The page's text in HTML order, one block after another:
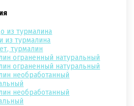
из турмалина
из турмалина
турмалин
ограненный натуральный
ограненный натуральный
необработанный
необработанный